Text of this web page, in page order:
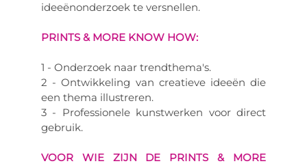
ideeënonderzoek te versnellen.
PRINTS & MORE KNOW HOW:
1 - Onderzoek naar trendthema's.
2 - Ontwikkeling van creatieve ideeën die
een thema illustreren.
3 - Professionele kunstwerken voor direct
gebruik.
VOOR WIE ZIJN DE PRINTS & MORE